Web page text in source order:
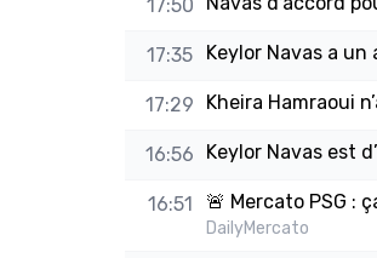
17:50
17:35 Keylor Navas a un
17:29 Kheira Hamraoui
16:56 Keylor Navas est
16:51 🚨 Mercato PSG :
DailyMercato